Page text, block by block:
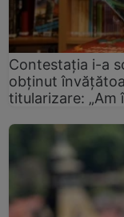
Contestația i-a
obținut
titularizare: „Am